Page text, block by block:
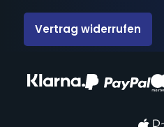
Vertrag widerrufen